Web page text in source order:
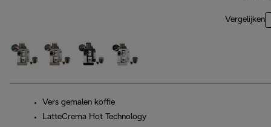
Vergelijken
Vers gemalen koffie
LatteCrema Hot Technology